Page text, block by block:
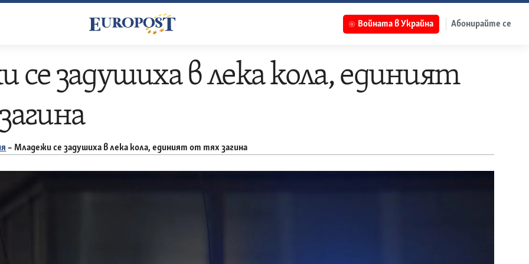
Войната в Украйна Абонирайте се
се задушиха в лека кола, единият
–Младежи се задушиха в лека кола, единият от тях загина